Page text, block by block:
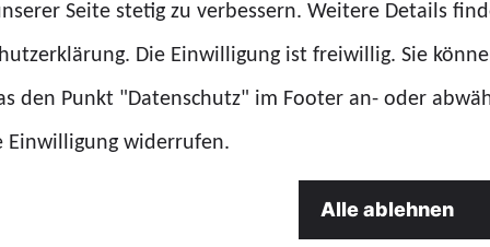
von ungefähr!
Monaten viele Gespräche geführt:
Seite stetig zu verbessern. Weitere Details
Die Einwilligung ist freiwillig. Sie
den Punkt "Datenschutz" im Footer an- oder
Einwilligung widerrufen.
Alle ablehnen